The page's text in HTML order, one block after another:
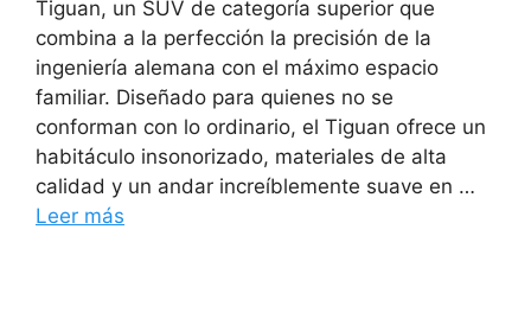
Tiguan, un SUV de categoría superior que
combina a la perfección la precisión de la
ingeniería alemana con el máximo espacio
familiar. Diseñado para quienes no se
conforman con lo ordinario, el Tiguan ofrece un
habitáculo insonorizado, materiales de alta
calidad y un andar increíblemente suave en …
Leer más